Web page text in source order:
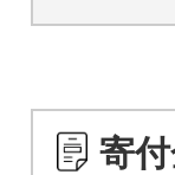
寄